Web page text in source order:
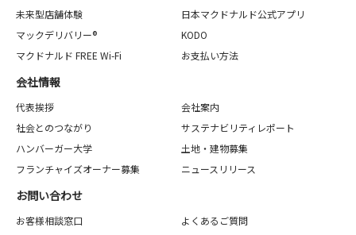
未来型店舗体験
日本マクドナルド公式アプリ
マックデリバリー®
KODO
マクドナルド FREE Wi-Fi
お支払い方法
会社情報
代表挨拶
会社案内
社会とのつながり
サステナビリティレポート
ハンバーガー大学
土地・建物募集
フランチャイズオーナー募集
ニュースリリース
お問い合わせ
お客様相談窓口 よくあるご質問